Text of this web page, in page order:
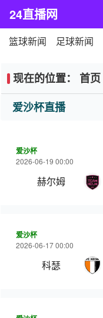
24直播网
篮球新闻 足球新闻
现在的位置： 首页
爱沙杯直播
爱沙杯
2026-06-19 00:00
赫尔姆
爱沙杯
2026-06-17 00:00
科瑟